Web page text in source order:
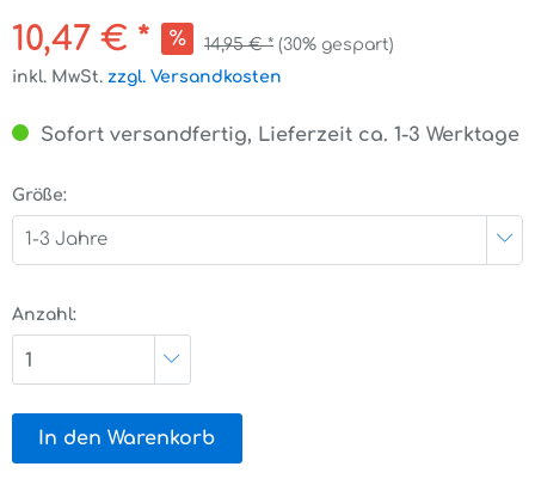
10,47 € * 14,95 € * (30% gespart)
inkl. MwSt. zzgl. Versandkosten
Sofort versandfertig, Lieferzeit ca. 1-3 Werktage
Größe:
1-3 Jahre
Anzahl:
1
In den Warenkorb